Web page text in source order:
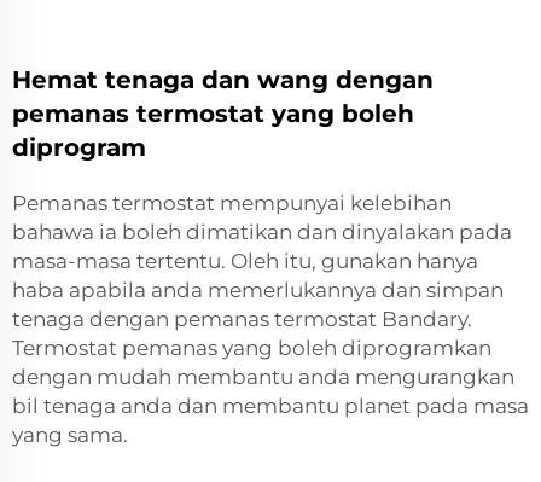
Hemat tenaga dan wang dengan
pemanas termostat yang boleh
diprogram
Pemanas termostat mempunyai kelebihan
bahawa ia boleh dimatikan dan dinyalakan pada
masa-masa tertentu. Oleh itu, gunakan hanya
haba apabila anda memerlukannya dan simpan
tenaga dengan pemanas termostat Bandary.
Termostat pemanas yang boleh diprogramkan
dengan mudah membantu anda mengurangkan
bil tenaga anda dan membantu planet pada masa
yang sama.